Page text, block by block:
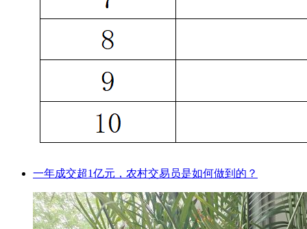
一年成交超1亿元，农村交易员是如何做到的？